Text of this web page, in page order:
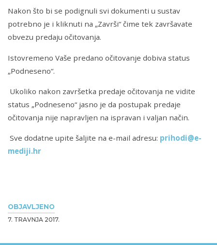
OBJAVLJENO
7. TRAVNJA 2017.
Nakon što bi se podignuli svi dokumenti u sustav
potrebno je i kliknuti na „Završi“ čime tek završavate
obvezu predaju očitovanja.
Istovremeno Vaše predano očitovanje dobiva status
„Podneseno“.
Ukoliko nakon završetka predaje očitovanja ne vidite
status „Podneseno“ jasno je da postupak predaje
očitovanja nije napravljen na ispravan i valjan način.
Sve dodatne upite šaljite na e-mail adresu: prihodi@e-
mediji.hr